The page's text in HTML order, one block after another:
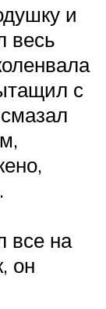
и
весь
с
все на
он